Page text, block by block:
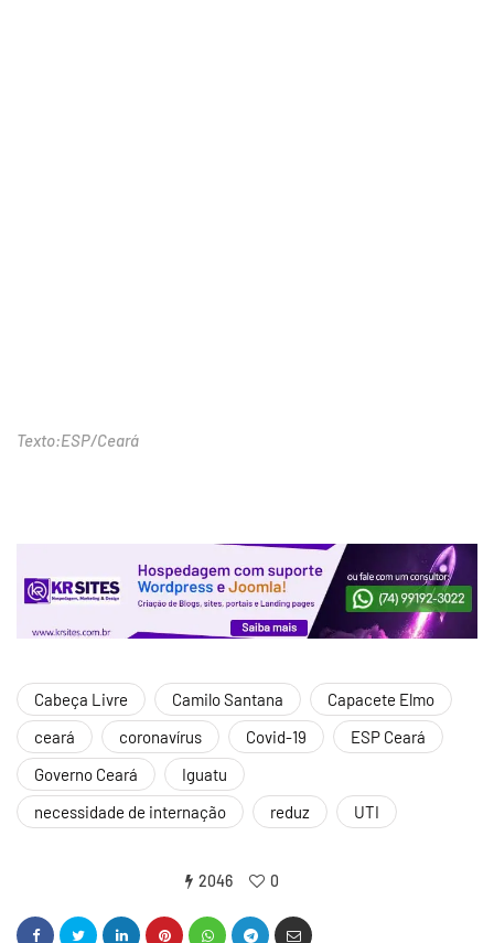
Texto:ESP/Ceará
Cabeça Livre Camilo Santana
Capacete Elmo
ceará
coronavírus Covid-19
ESP Ceará
Governo Ceará
Iguatu
necessidade de internação
reduz UTI
2046 0